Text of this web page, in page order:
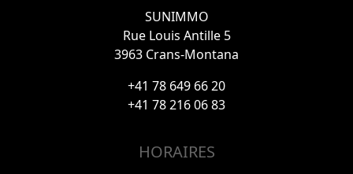
SUNIMMO
Rue Louis Antille 5
3963 Crans-Montana
+41 78 649 66 20
+41 78 216 06 83
HORAIRES